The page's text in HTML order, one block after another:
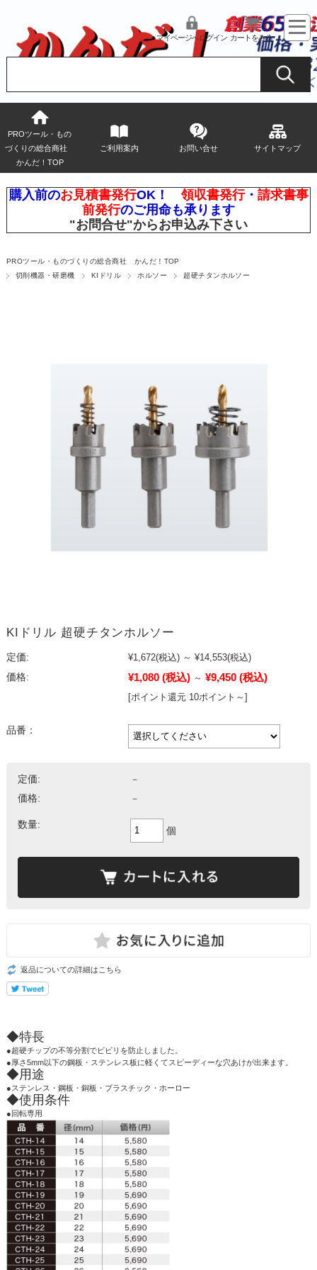
マイページへログイン カートをみる
PROツール・もの
づくりの総合商社
かんだ！TOP
ご利用案内 お問い合せ サイトマップ
購入前のお見積書発行OK！ 領収書発行・ 請求書事
前発行のご用命も承ります
"お問合せ"からお申込み下さい
PROツール・ものづくりの総合商社 かんだ！TOP
切削機器・研磨機
KIドリル ホルソー 超硬チタンホルソー
KIドリル 超硬チタンホルソー
定価: ¥1,672(税込) ～ ¥14,553(税込)
価格:
¥1,080 (税込) ～ ¥9,450 (税込)
[ポイント還元 10ポイント～]
品番：
定価:
－
価格:
－
数量:
個
返品についての詳細はこちら
◆特長
●超硬チップの不等分割でビビリを防止しました。
●厚さ5mm以下の鋼板・ステンレス板に軽くてスピーディーな穴あけが出来ます。
◆用途
●ステンレス・鋼板・銅板・プラスチック・ホーロー
◆使用条件
●回転専用